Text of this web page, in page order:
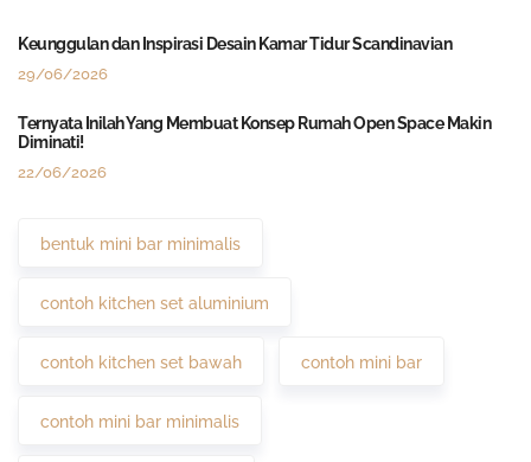
Keunggulan dan Inspirasi Desain Kamar Tidur Scandinavian
29/06/2026
Ternyata Inilah Yang Membuat Konsep Rumah Open Space Makin
Diminati!
22/06/2026
bentuk mini bar minimalis
contoh kitchen set aluminium
contoh kitchen set bawah contoh mini bar
contoh mini bar minimalis